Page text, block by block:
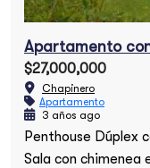
$27,000,000
Chapinero
Apartamento
3 años ago
Penthouse Dúplex
Sala con chimenea